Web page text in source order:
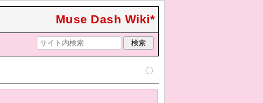
Muse Dash Wiki*